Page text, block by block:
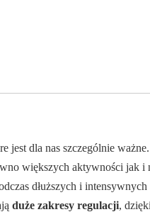
jest dla nas szczególnie ważne.
większych aktywności jak i
dłuższych i
duże zakresy regulacji,